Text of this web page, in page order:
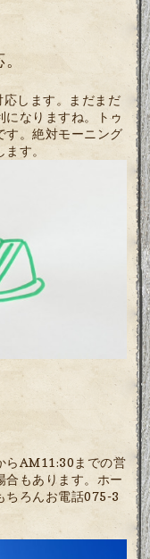
します。まだまだ
なりますね。トゥ
す。絶対モーニング
す。
らAM11:30までの営
合もあります。ホー
ちろんお電話075-3